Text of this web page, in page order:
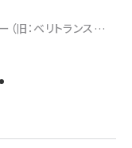
旧：ベリトランス株